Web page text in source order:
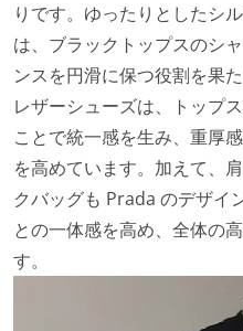
りです。ゆったりとしたシ
は、ブラックトップスのシ
ンスを円滑に保つ役割を果
レザーシューズは、トップ
ことで統一感を生み、重厚
を高めています。加えて、
クバッグも Prada のデザイ
との一体感を高め、全体の
す。